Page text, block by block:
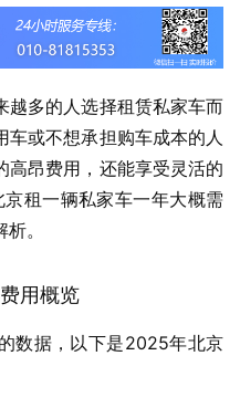
越多的人选择租赁私家车而
车或不想承担购车成本的人
高昂费用，还能享受灵活的
租一辆私家车一年大概需
。
用概览
数据，以下是2025年北京